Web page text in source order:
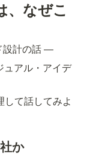
、なぜこ
設計の話 ―
ュアル・アイデ
て話してみよ
か